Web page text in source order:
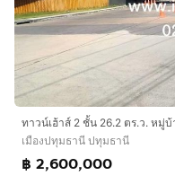
เมืองปทุมธานี ปทุมธานี
฿ 2,600,000